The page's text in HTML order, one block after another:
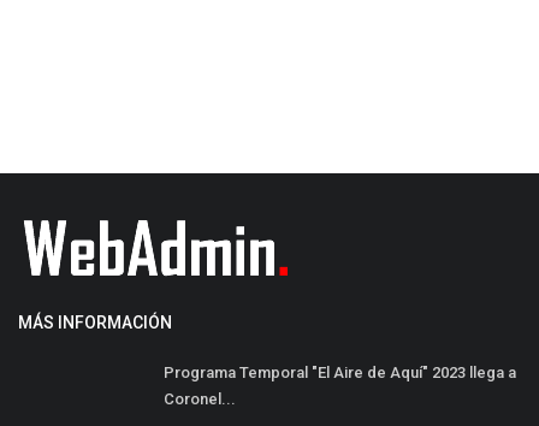
MÁS INFORMACIÓN
Programa Temporal "El Aire de Aquí" 2023 llega a
Coronel...